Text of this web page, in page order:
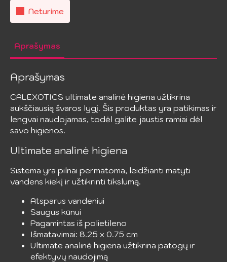
Neturime
Aprašymas
Aprašymas
CALEXOTICS ultimate analinė higiena užtikrina
aukščiausią švaros lygį. Šis produktas yra patikimas ir
lengvai naudojamas, todėl galite jaustis ramiai dėl
savo higienos.
Ultimate analinė higiena
Sistema yra pilnai permatoma, leidžianti matyti
vandens kiekį ir užtikrinti tikslumą.
Atsparus vandeniui
Saugus kūnui
Pagamintas iš polietileno
Išmatavimai: 8.25 x 0.75 cm
Ultimate analinė higiena užtikrina patogų ir
efektyvų naudojimą